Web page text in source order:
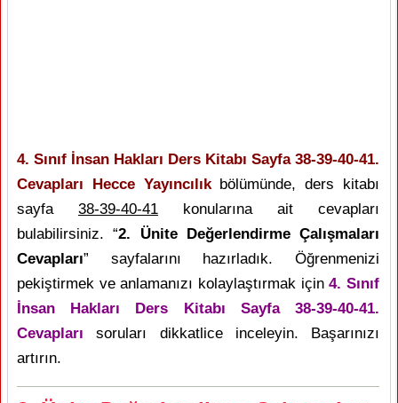
4. Sınıf İnsan Hakları Ders Kitabı Sayfa 38-39-40-41.
Cevapları Hecce Yayıncılıkbölümünde, ders kitabı
sayfa 38-39-40-41 konularına ait cevapları
bulabilirsiniz. “2. Ünite Değerlendirme Çalışmaları
Cevapları” sayfalarını hazırladık. Öğrenmenizi
pekiştirmek ve anlamanızı kolaylaştırmak için4. Sınıf
İnsan Hakları Ders Kitabı Sayfa 38-39-40-41.
Cevapları soruları dikkatlice inceleyin. Başarınızı
artırın.